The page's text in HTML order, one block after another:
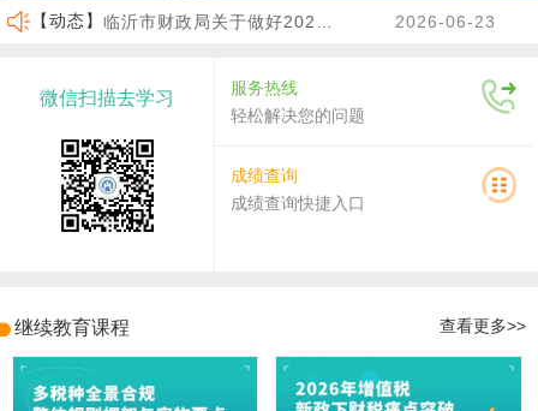
【动态】
2026-07-30
济宁市财政局关于做好高端会计人才（企业类）培养班选拔工作的通知 2026-06-30
微信扫描去学习
服务热线
轻松解决您的问题
成绩查询
成绩查询快捷入口
继续教育课程 查看更多>>